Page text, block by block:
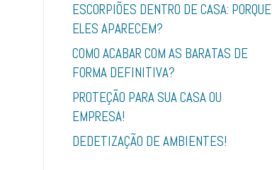
ESCORPIÕES DENTRO DE CASA: PORQUE
ELES APARECEM?
COMO ACABAR COM AS BARATAS DE
FORMA DEFINITIVA?
PROTEÇÃO PARA SUA CASA OU
EMPRESA!
DEDETIZAÇÃO DE AMBIENTES!